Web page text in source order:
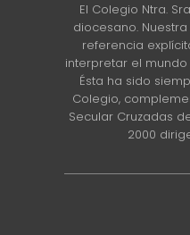
El Colegio Ntra.
diocesano.
referencia
interpretar el
Ésta ha sido
Colegio,
Secular Cruzadas
2000